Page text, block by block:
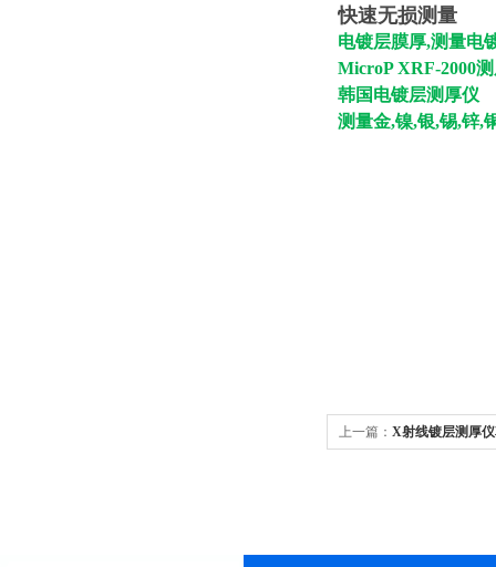
快速无损测量
电镀层膜厚,测量电
MicroP XRF-2000
韩国电镀层测厚仪
测量金,镍,银,锡,锌,
上一篇： X射线镀层测厚